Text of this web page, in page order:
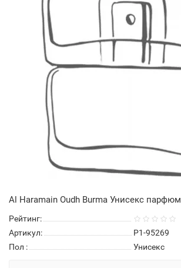
Al Haramain Oudh Burma Унисекс
Рейтинг:
Артикул:
P1-95269
Пол : Унисекс